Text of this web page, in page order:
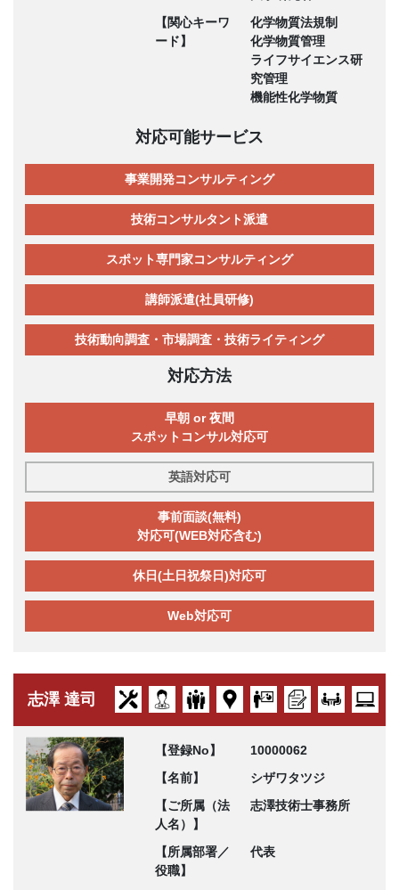
【関心キーワ
ード】
化学物質法規制
化学物質管理
ライフサイエンス研
究管理
機能性化学物質
対応可能サービス
事業開発コンサルティング
技術コンサルタント派遣
スポット専門家コンサルティング
講師派遣(社員研修)
技術動向調査・市場調査・技術ライティング
対応方法
早朝 or 夜間
スポットコンサル対応可
英語対応可
事前面談(無料)
対応可(WEB対応含む)
休日(土日祝祭日)対応可
Web対応可
志澤 達司
【登録No】
10000062
【名前】
シザワタツジ
【ご所属（法
人名）】
志澤技術士事務所
【所属部署／
役職】
代表